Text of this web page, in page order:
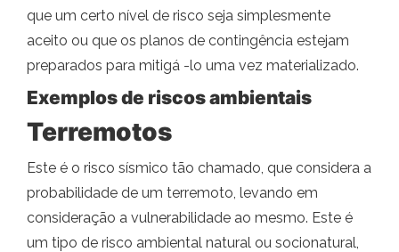
que um certo nível de risco seja simplesmente
aceito ou que os planos de contingência estejam
preparados para mitigá -lo uma vez materializado.
Exemplos de riscos ambientais
Terremotos
Este é o risco sísmico tão chamado, que considera a
probabilidade de um terremoto, levando em
consideração a vulnerabilidade ao mesmo. Este é
um tipo de risco ambiental natural ou socionatural,